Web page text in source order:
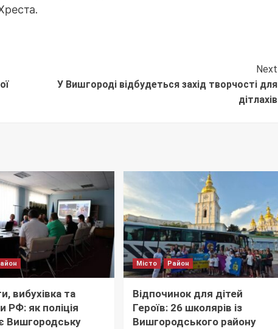
Next
У Вишгороді відбудеться захід творчості для
дітлахів
вибухівка та
РФ: як поліція
Вишгородську
Місто Район
Відпочинок для дітей
Героїв: 26 школярів із
Вишгородського району